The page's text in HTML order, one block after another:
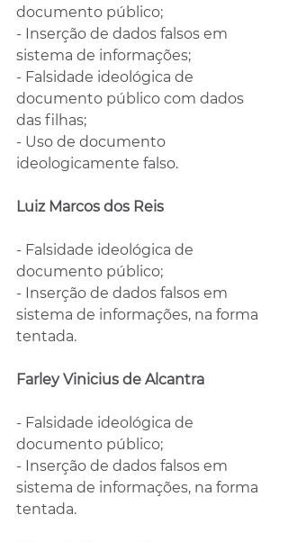
documento público;
- Inserção de dados falsos em
sistema de informações;
- Falsidade ideológica de
documento público com dados
das filhas;
- Uso de documento
ideologicamente falso.
Luiz Marcos dos Reis
- Falsidade ideológica de
documento público;
- Inserção de dados falsos em
sistema de informações, na forma
tentada.
Farley Vinicius de Alcantra
- Falsidade ideológica de
documento público;
- Inserção de dados falsos em
sistema de informações, na forma
tentada.